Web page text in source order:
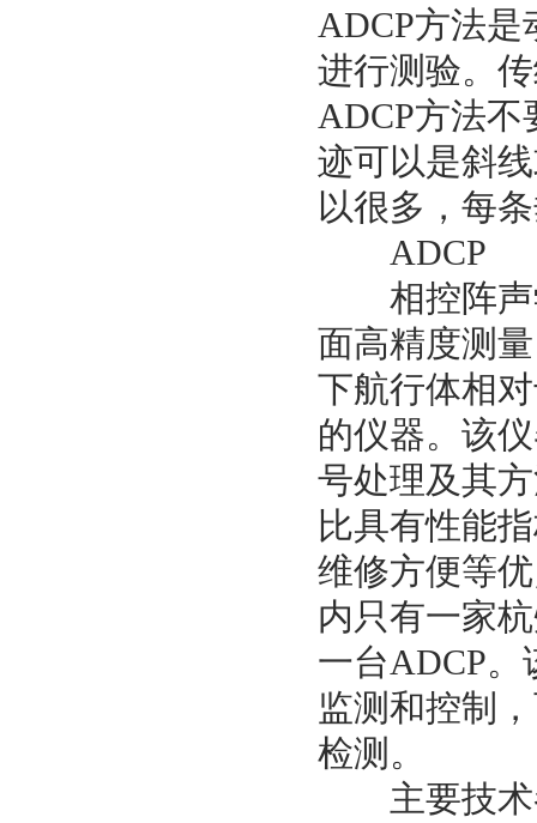
ADCP方法是
进行测验。
ADCP方法不
迹可以是斜
以很多，每
ADCP
相控阵声
面高精度测
下航行体相
的仪器。该
号处理及其
比具有性能
维修方便等
内只有一家
一台ADCP。
监测和控制
检测。
主要技术